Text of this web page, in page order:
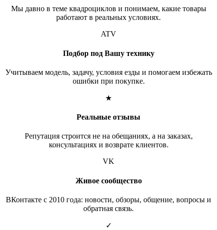
Мы давно в теме квадроциклов и понимаем, какие товары
работают в реальных условиях.
ATV
Подбор под Вашу технику
Учитываем модель, задачу, условия езды и помогаем избежать
ошибки при покупке.
★
Реальные отзывы
Репутация строится не на обещаниях, а на заказах,
консультациях и возврате клиентов.
VK
Живое сообщество
ВКонтакте с 2010 года: новости, обзоры, общение, вопросы и
обратная связь.
✓